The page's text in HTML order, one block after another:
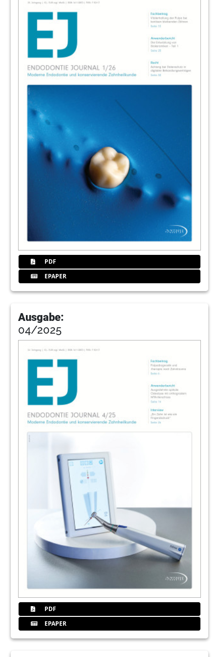
35Endodontie praxisnah - Ein kombinierter
Theorie- und Demonstrationskurs
Die endodontische
(Revisions-)Behandlung
Anne Schuster
News
Redaktion
Kongresse, Kurse und Symposien/
Impressum
Redaktion
ABO Service
PDF
EPAPER
Ausgabe:
04/2025
PDF
EPAPER